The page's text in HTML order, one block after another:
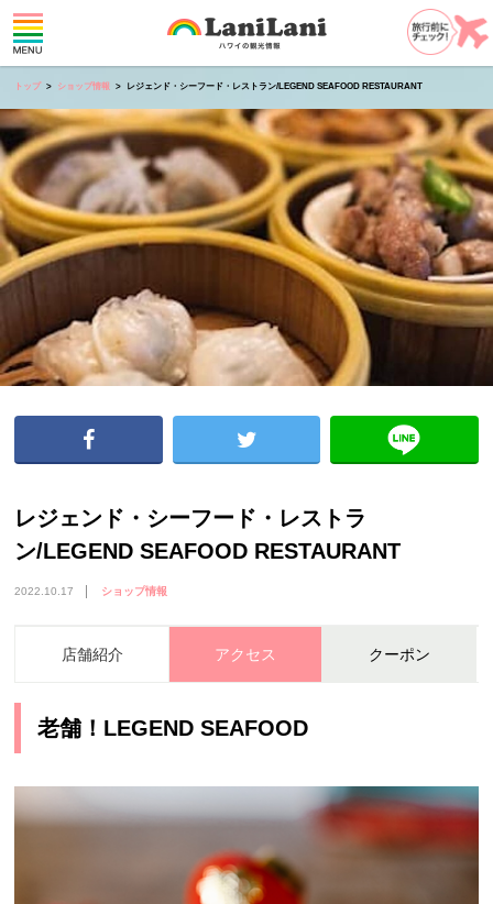
トップ ショップ情報 レジェンド・シーフード・レストラン/LEGEND SEAFOOD RESTAURANT
レジェンド・シーフード・レストラ
ン/LEGEND SEAFOOD RESTAURANT
2022.10.17 ショップ情報
店舗紹介 アクセス クーポン
老舗！LEGEND SEAFOOD